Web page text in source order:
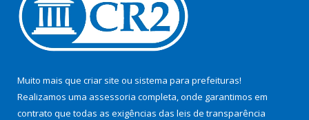
Muito mais que criar site ou sistema para prefeituras!
Realizamos uma assessoria completa, onde garantimos em
contrato que todas as exigências das leis de transparência